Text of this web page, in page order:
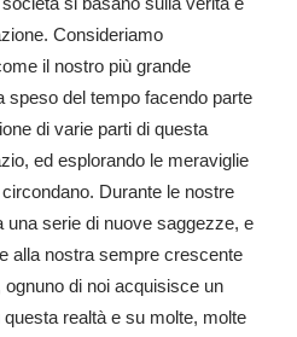
Consideriamo
il nostro più grande
speso del tempo facendo parte
di varie parti di questa
ed esplorando le meraviglie
Durante le nostre
una serie di nuove saggezze, e
alla nostra sempre crescente
di noi acquisisce un
realtà e su molte, molte